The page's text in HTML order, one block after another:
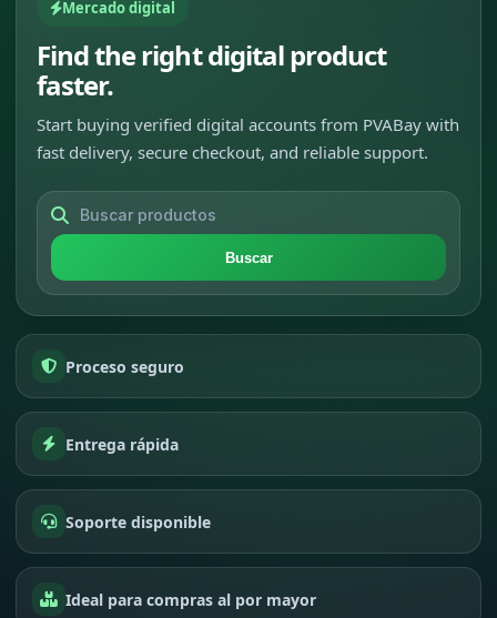
Mercado digital
Find the right digital product
faster.
Start buying verified digital accounts from PVABay with
fast delivery, secure checkout, and reliable support.
Buscar
Proceso seguro
Entrega rápida
Soporte disponible
Ideal para compras al por mayor